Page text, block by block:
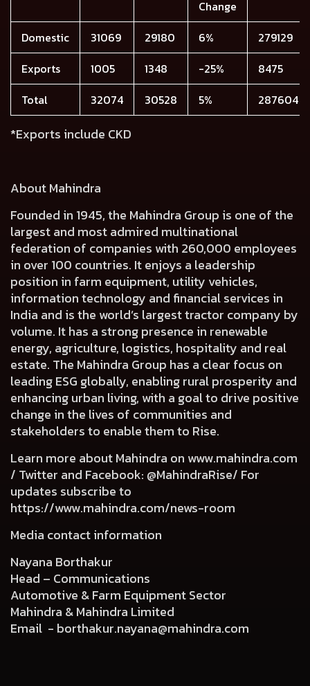
Change
Domestic 31069 29180 6%
279129
Exports
1005 1348 -25%
8475
Total
32074 30528 5% 287604
*Exports include CKD
About Mahindra
Founded in 1945, the Mahindra Group is one of the
largest and most admired multinational
federation of companies with 260,000 employees
in over 100 countries. It enjoys a leadership
position in farm equipment, utility vehicles,
information technology and financial services in
India and is the world’s largest tractor company by
volume. It has a strong presence in renewable
energy, agriculture, logistics, hospitality and real
estate. The Mahindra Group has a clear focus on
leading ESG globally, enabling rural prosperity and
enhancing urban living, with a goal to drive positive
change in the lives of communities and
stakeholders to enable them to Rise.
Learn more about Mahindra on www.mahindra.com
/ Twitter and Facebook: @MahindraRise/ For
updates subscribe to
https://www.mahindra.com/news-room
Media contact information
Nayana Borthakur
Head – Communications
Automotive & Farm Equipment Sector
Mahindra & Mahindra Limited
Email - borthakur.nayana@mahindra.com